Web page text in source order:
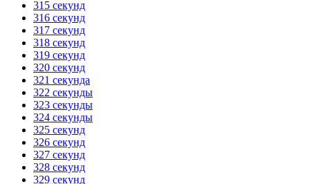
315 секунд
316 секунд
317 секунд
318 секунд
319 секунд
320 секунд
321 секунда
322 секунды
323 секунды
324 секунды
325 секунд
326 секунд
327 секунд
328 секунд
329 секунд